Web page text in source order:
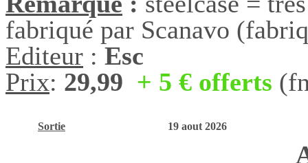
fabriqué par Scanavo
Editeur : Esc
Prix: 29,99 + 5 € offerts
Sortie 19 aout 2026